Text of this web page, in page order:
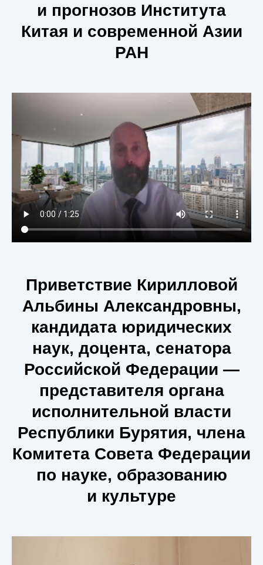
и прогнозов Института
Китая и современной Азии
РАН
Приветствие Кирилловой
Альбины Александровны,
кандидата юридических
наук, доцента, сенатора
Российской Федерации —
представителя органа
исполнительной власти
Республики Бурятия, члена
Комитета Совета Федерации
по науке, образованию
и культуре